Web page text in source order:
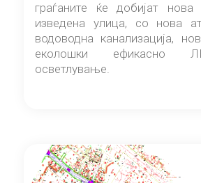
граѓаните ќе добијат нова
изведена улица, со нова
водоводна канализација,
еколошки ефикасно
осветлување.